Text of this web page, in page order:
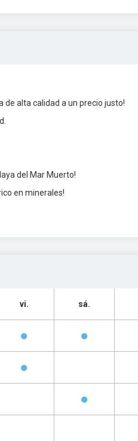
alta calidad a un precio justo!
del Mar Muerto!
en minerales!
vi. sá.